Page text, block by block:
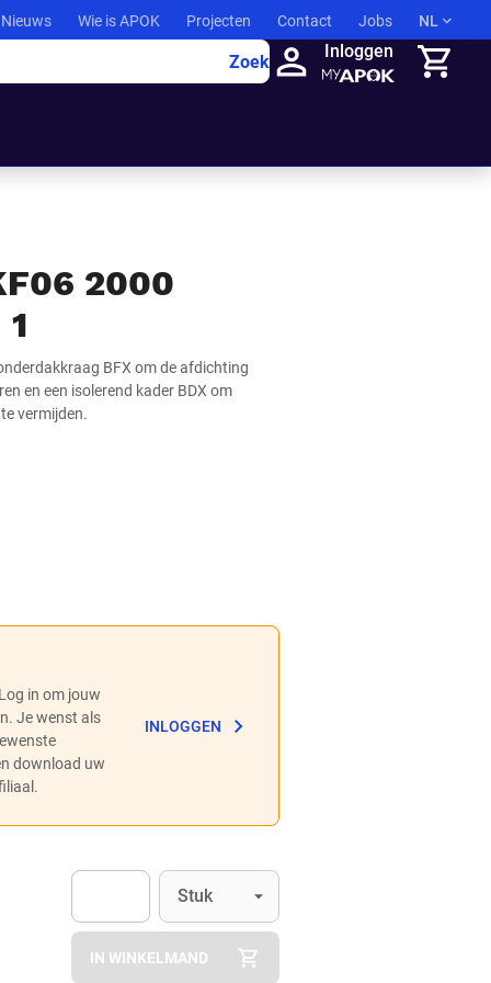
Nieuws Wie is APOK Projecten Contact Jobs NL
Zoek
Inloggen
2000
BFX om de afdichting
en een isolerend kader BDX om
vermijden.
in om jouw
Je wenst als
download uw
INLOGGEN
Apok.Product.Detail.AddToCart.Quantity
Eenheid (Optioneel)
Stuk
IN WINKELMAND